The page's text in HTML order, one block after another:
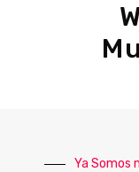
Ya Somos